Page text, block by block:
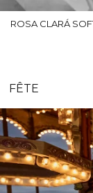
ROSA CLARÁ
FÊTE